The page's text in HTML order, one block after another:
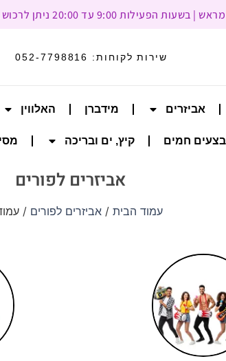
20:00 ניתן לרכוש במקום , מרחוב ז’בוטינסקי 93, רמת גן
שירות לקוחות: 052-7798816
אביזרים מידברן האלווין
חמים קיץ, ים ובריכה
אביזרים לפורים
עמוד הבית /אביזרים לפורים / עמוד